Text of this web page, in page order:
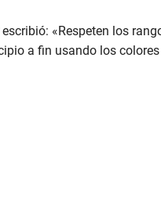
escribió: «Respeten los
a fin usando los